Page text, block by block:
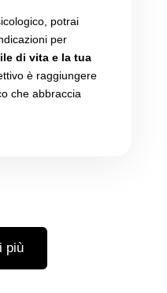
potrai
per
di vita e la tua
è raggiungere
che abbraccia
più